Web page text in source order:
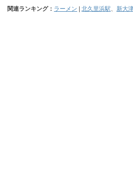
関連ランキング： ラーメン | 北久里浜駅 新大